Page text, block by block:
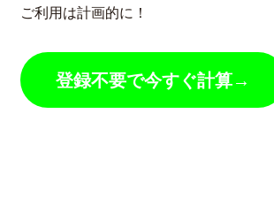
ご利用は計画的に！
登録不要で今すぐ計算→